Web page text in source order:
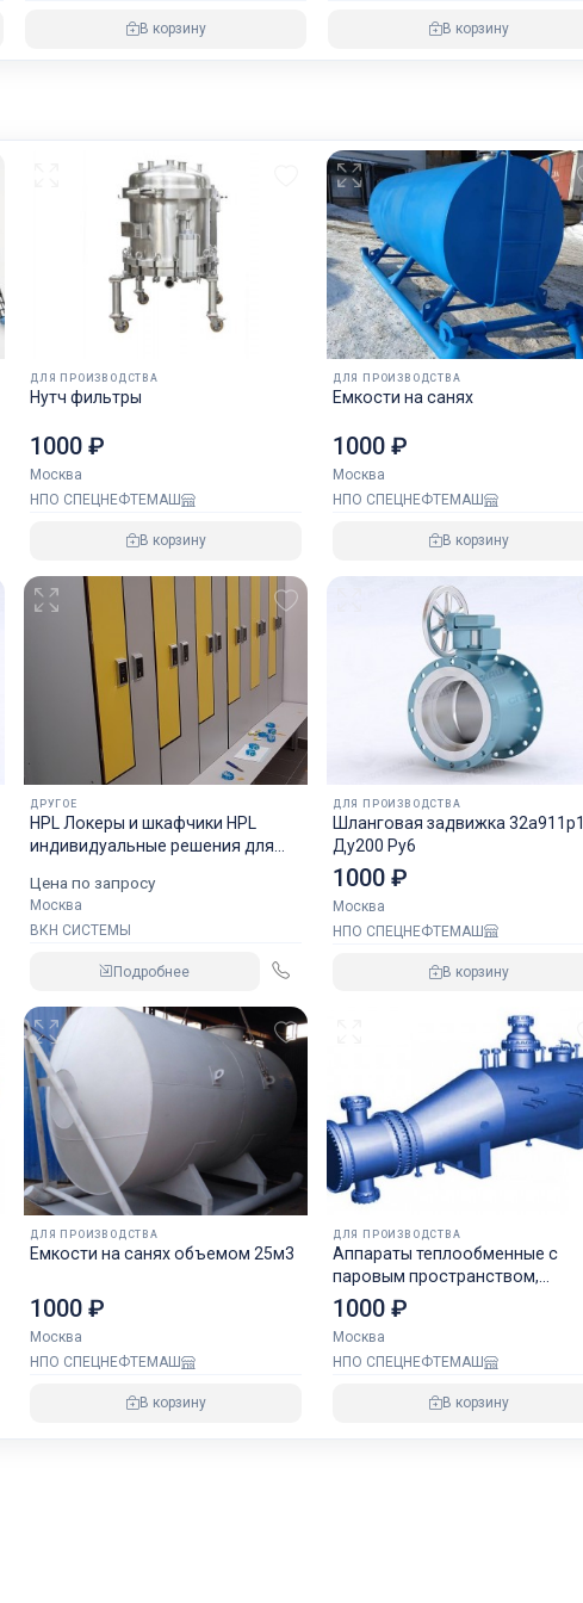
В корзину В корзину
ДЛЯ ПРОИЗВОДСТВА
Нутч фильтры
1000 ₽
Москва
НПО СПЕЦНЕФТЕМАШ
В корзину
ДЛЯ ПРОИЗВОДСТВА
Емкости на санях
1000 ₽
Москва
НПО СПЕЦНЕФТЕМАШ
В корзину
ДРУГОЕ
HPL Локеры и шкафчики HPL
индивидуальные решения для
влагостойкая антивандальная
мебель HPL для бассейнов,
мебель для спорта ДБСП
Цена по запросу
Москва
ВКН СИСТЕМЫ
Подробнее
ДЛЯ ПРОИЗВОДСТВА
Шланговая задвижка 32а911р1
Ду200 Ру6
1000 ₽
Москва
НПО СПЕЦНЕФТЕМАШ
В корзину
ДЛЯ ПРОИЗВОДСТВА
Емкости на санях объемом 25м3
1000 ₽
Москва
НПО СПЕЦНЕФТЕМАШ
В корзину
ДЛЯ ПРОИЗВОДСТВА
Аппараты теплообменные с
паровым пространством,
1000 ₽
Москва
НПО СПЕЦНЕФТЕМАШ
В корзину